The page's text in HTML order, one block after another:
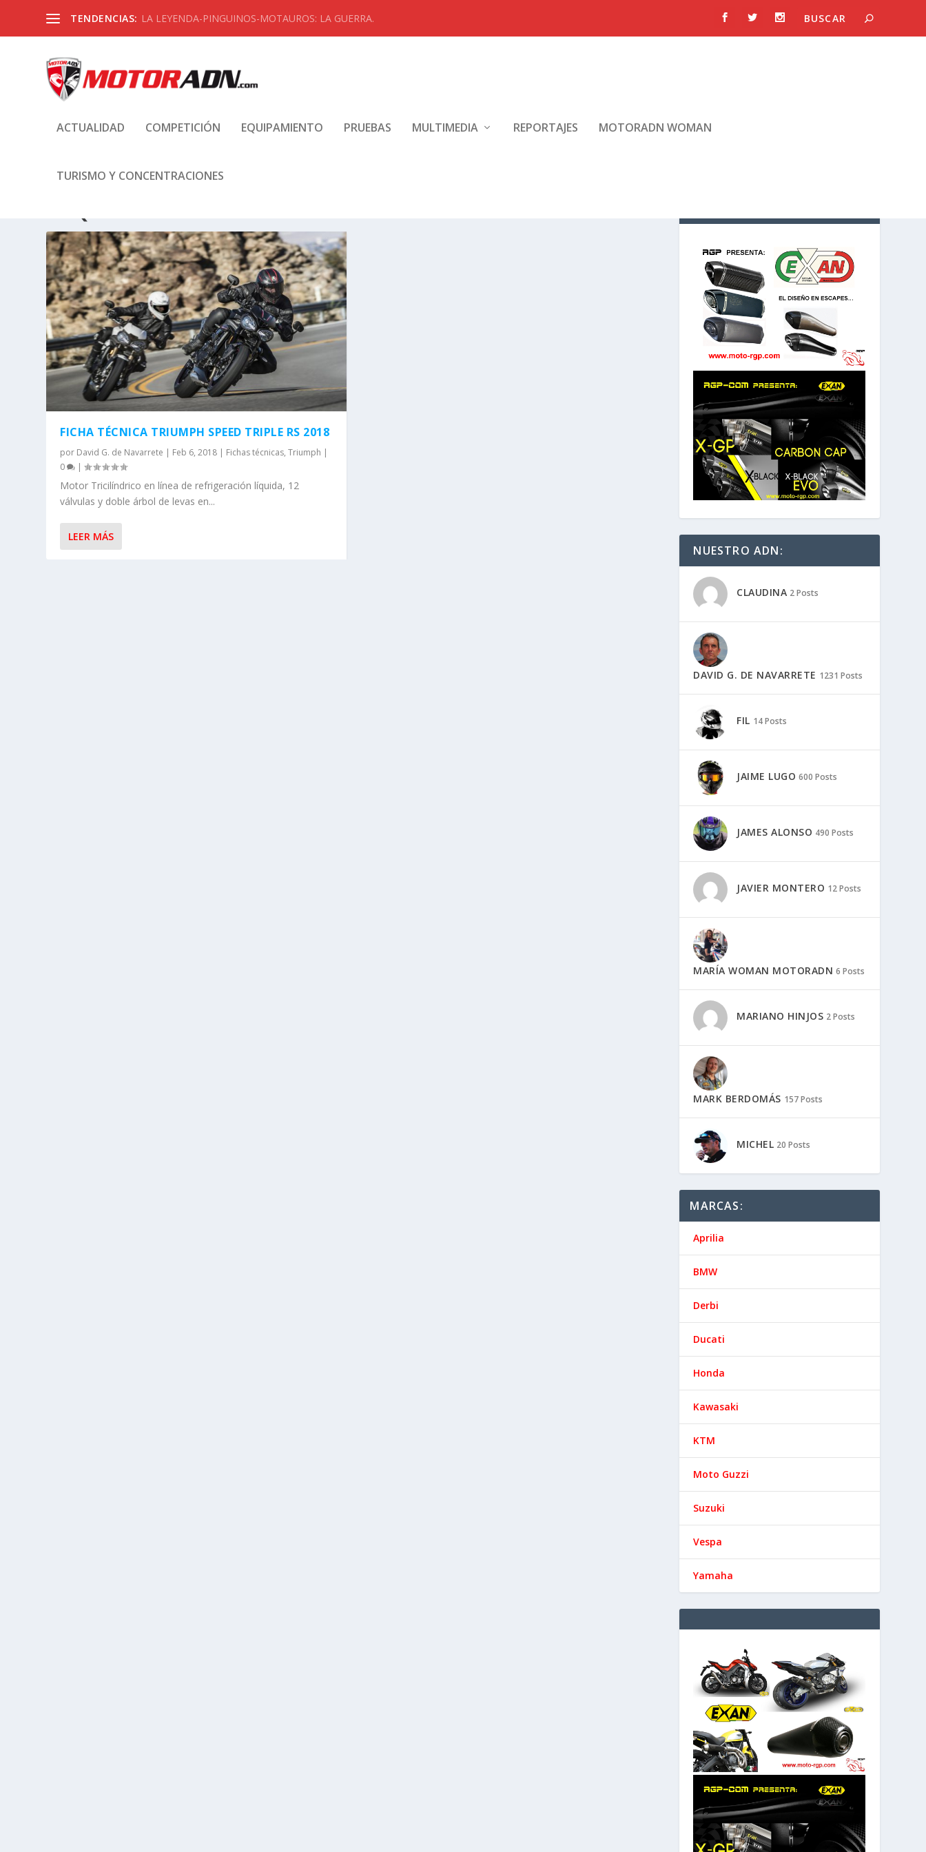
TENDENCIAS: LA LEYENDA-PINGUINOS-MOTAUROS: LA GUERRA.
ACTUALIDAD COMPETICIÓN EQUIPAMIENTO PRUEBAS MULTIMEDIA REPORTAJES MOTORADN WOMAN
TURISMO Y CONCENTRACIONES
FICHA TÉCNICA TRIUMPH SPEED TRIPLE RS 2018
por David G. de Navarrete | Feb 6, 2018 | Fichas técnicas,Triumph |
0
|
Motor Tricilíndrico en línea de refrigeración líquida, 12
válvulas y doble árbol de levas en...
LEER MÁS
NUESTRO ADN:
CLAUDINA 2 Posts
DAVID G. DE NAVARRETE 1231 Posts
FIL 14 Posts
JAIME LUGO 600 Posts
JAMES ALONSO 490 Posts
JAVIER MONTERO 12 Posts
MARÍA WOMAN MOTORADN 6 Posts
MARIANO HINJOS 2 Posts
MARK BERDOMÁS 157 Posts
MICHEL 20 Posts
MARCAS:
Aprilia
BMW
Derbi
Ducati
Honda
Kawasaki
KTM
Moto Guzzi
Suzuki
Vespa
Yamaha